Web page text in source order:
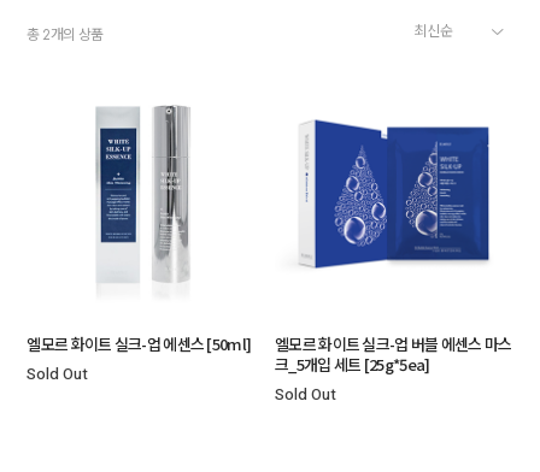
총2개의 상품
엘모르 화이트 실크-업 에센스 [50ml]
Sold Out
엘모르 화이트 실크-업 버블 에센스 마스
크_5개입 세트 [25g*5ea]
Sold Out